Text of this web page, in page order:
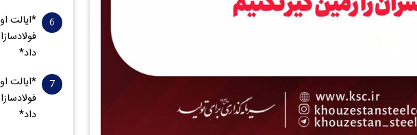
*ایالت
داد*
*ایالت
داد*